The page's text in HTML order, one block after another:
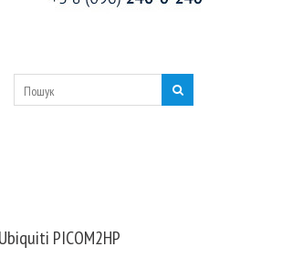
PICOM2HP